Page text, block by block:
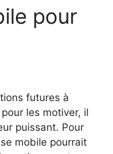
pour
futures à
les motiver, il
puissant. Pour
mobile pourrait